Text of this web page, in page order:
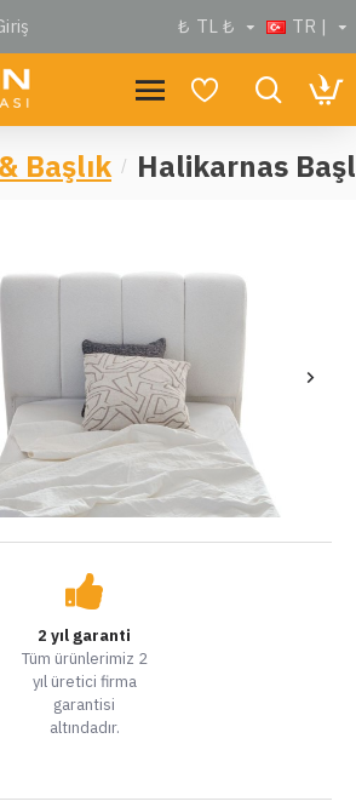
₺ TL ₺ TR |
Başlık Halikarnas
2 yıl garanti
Tüm ürünlerimiz 2
yıl üretici firma
garantisi
altındadır.